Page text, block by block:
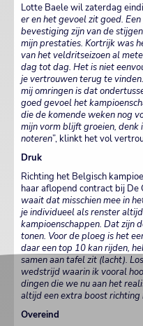
Lotte Baele wil zaterdag
er en het gevoel zit goed.
bevestiging zijn van de
mijn prestaties. Kortrijk was
van het veldritseizoen al
dag tot dag. Het is niet
je vertrouwen terug te
mij omringen is dat
goed gevoel het
die de komende weken nog
mijn vorm blijft groeien, denk
noteren”, klinkt het vol
Druk
Richting het Belgisch
haar aflopend contract bij De
waait dat misschien mee in
je individueel als renster
kampioenschappen. Dat zijn
tonen. Voor de ploeg is het
daar een top 10 kan rijden,
samen aan tafel zit (lacht).
wedstrijd waarin ik vooral
dingen die we nu aan het
altijd een extra boost richting
Overeind